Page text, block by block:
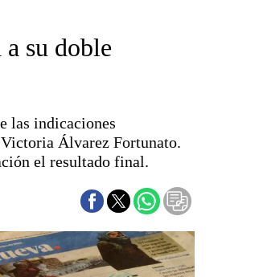
su doble
las indicaciones
Álvarez Fortunato.
el resultado final.